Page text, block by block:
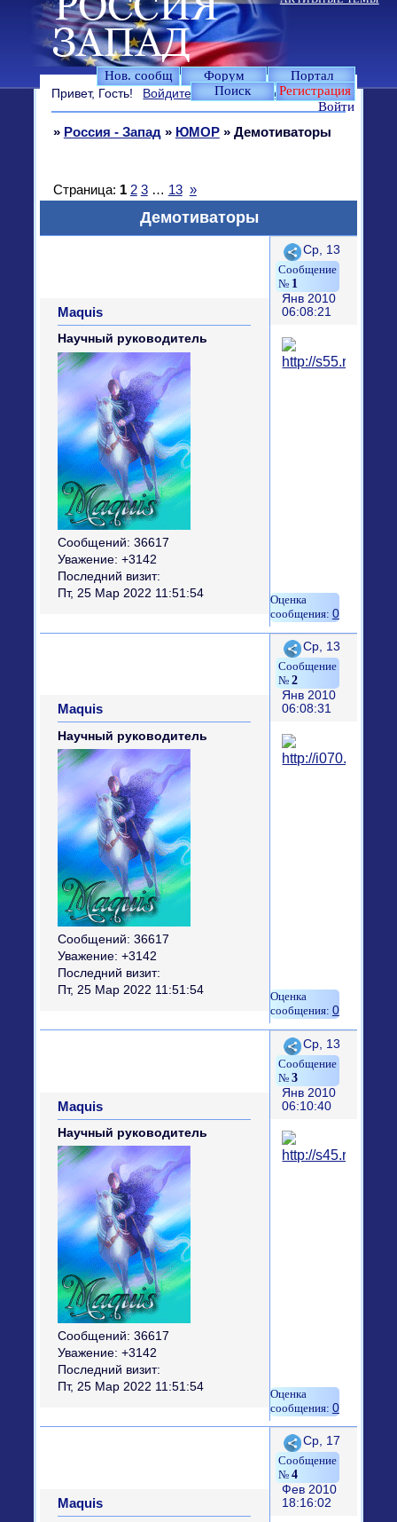
Нов. сообщ Форум
Портал
Поиск
Регистрация
Войти
Привет, Гость! Войдите илизарегистрируйтесь.
» Россия - Запад » ЮМОР » Демотиваторы
Демотиваторы
Страница: 1 2 3 … 13 »
Поделиться
1
Ср, 13
Янв 2010
06:08:21
Maquis
Научный руководитель
Сообщений: 36617
Уважение: +3142
Последний визит:
Пт, 25 Мар 2022 11:51:54
0
Поделиться
2
Ср, 13
Янв 2010
06:08:31
Maquis
Научный руководитель
Сообщений: 36617
Уважение: +3142
Последний визит:
Пт, 25 Мар 2022 11:51:54
0
Поделиться
3
Ср, 13
Янв 2010
06:10:40
Maquis
Научный руководитель
Сообщений: 36617
Уважение: +3142
Последний визит:
Пт, 25 Мар 2022 11:51:54
0
Поделиться
4
Ср, 17
Фев 2010
18:16:02
Maquis